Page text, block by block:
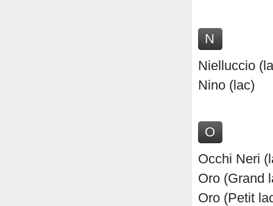
N
Nielluccio
Nino (lac)
O
Occhi Neri
Oro (Grand
Oro (Petit